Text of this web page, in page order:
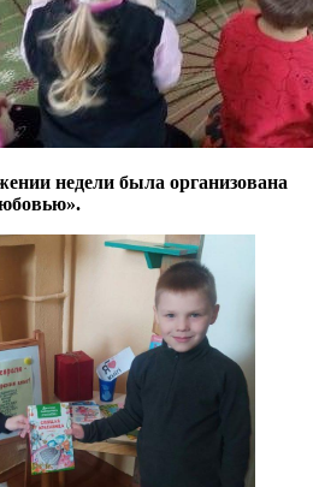
недели была организована